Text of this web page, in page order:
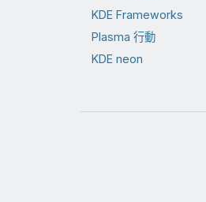
KDE Frameworks
Plasma 行動
KDE neon